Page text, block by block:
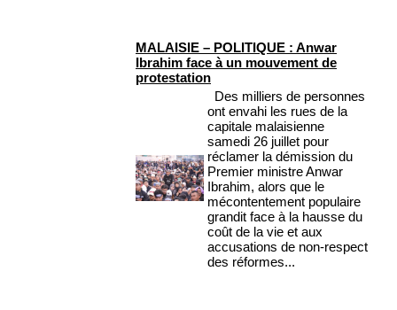
MALAISIE – POLITIQUE : Anwar
Ibrahim face à un mouvement de
protestation
Des milliers de personnes
ont envahi les rues de la
capitale malaisienne
samedi 26 juillet pour
réclamer la démission du
Premier ministre Anwar
Ibrahim, alors que le
mécontentement populaire
grandit face à la hausse du
coût de la vie et aux
accusations de non-respect
des réformes...